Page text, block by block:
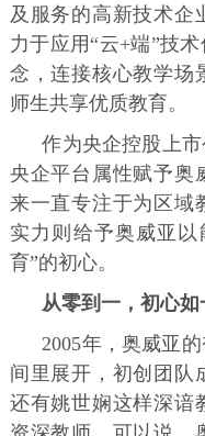
及服务的高新技术企
力于应用“云+端”技
念，连接核心教学场
师生共享优质教育。
作为央企控股上
央企平台属性赋予奥
来一直专注于为区域
实力则给予奥威亚
育”的初心。
从零到一，初心
2005年，奥威亚
间里展开，初创团队
还有姚世娴这样深谙